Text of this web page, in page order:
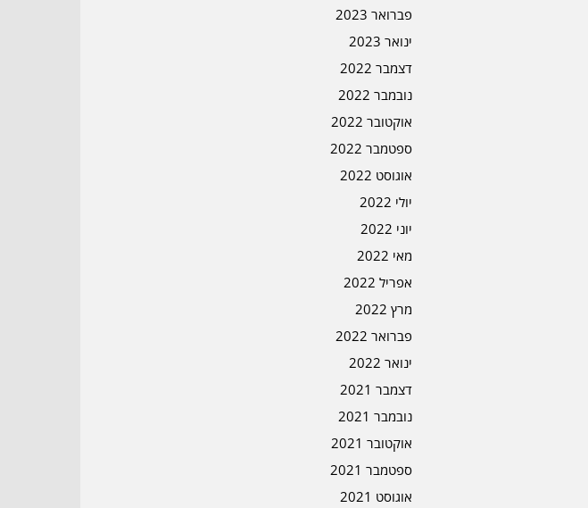
פברואר 2023
ינואר 2023
דצמבר 2022
נובמבר 2022
אוקטובר 2022
ספטמבר 2022
אוגוסט 2022
יולי 2022
יוני 2022
מאי 2022
אפריל 2022
מרץ 2022
פברואר 2022
ינואר 2022
דצמבר 2021
נובמבר 2021
אוקטובר 2021
ספטמבר 2021
אוגוסט 2021